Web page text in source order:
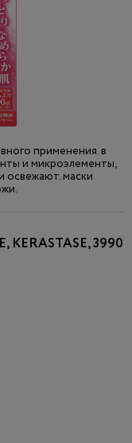
применения. в
и микроэлементы,
освежают. маски
3990